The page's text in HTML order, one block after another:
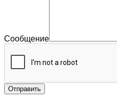
Сообщение